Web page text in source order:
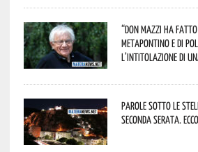
“Don Mazzi ha
Metapontino e di
l’intitolazione di
Parole sotto le
seconda serata.